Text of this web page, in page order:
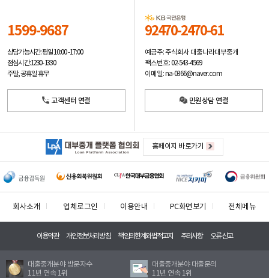
1599-9687
상담가능시간: 평일10:00 -17:00
점심시간: 12:30 - 13:30
주말, 공휴일 휴무
고객센터 연결
92470-2470-61
예금주: 주식회사 대출나라대부중개
팩스번호: 02-543-4569
이메일: na-0366@naver.com
민원상담 연결
홈페이지 바로가기
회사소개 업체로그인 이용안내 PC화면보기 전체메뉴
이용약관 개인정보처리방침 책임의한계와법적고지 주의사항 오류신고
대출중개분야 방문자수
11년 연속 1위
대출중개분야 대출문의
11년 연속 1위